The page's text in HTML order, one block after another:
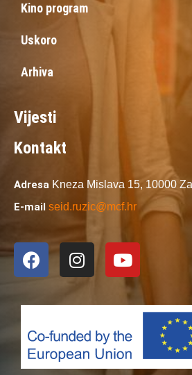
Kino program
Uskoro
Arhiva
Vijesti
Kontakt
Adresa Kneza Mislava 15, 10000
E-mail seid.ruzic@mcf.hr